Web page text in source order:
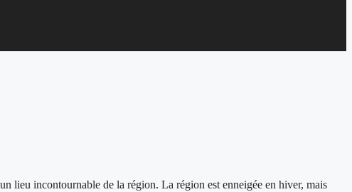
lieu incontournable de la région. La région est enneigée en hiver, mais